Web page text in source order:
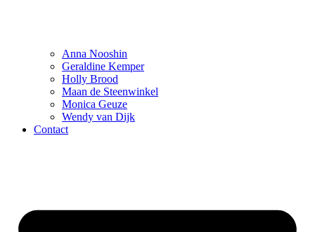
Anna Nooshin
Geraldine Kemper
Holly Brood
Maan de Steenwinkel
Monica Geuze
Wendy van Dijk
Contact